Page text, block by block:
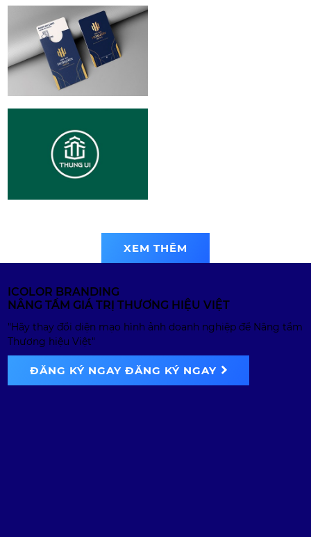
Giáo dục thực
nghiệm Victory |
Branding
Noi Bai Horizon
Hotel Branding
Thung Ui | Logo
XEM THÊM
ICOLOR BRANDING
NÂNG TẦM GIÁ TRỊ THƯƠNG HIỆU VIỆT
"Hãy thay đổi diện mạo hình ảnh doanh nghiệp để Nâng tầm
Thương hiệu Việt"
ĐĂNG KÝ NGAY ĐĂNG KÝ NGAY